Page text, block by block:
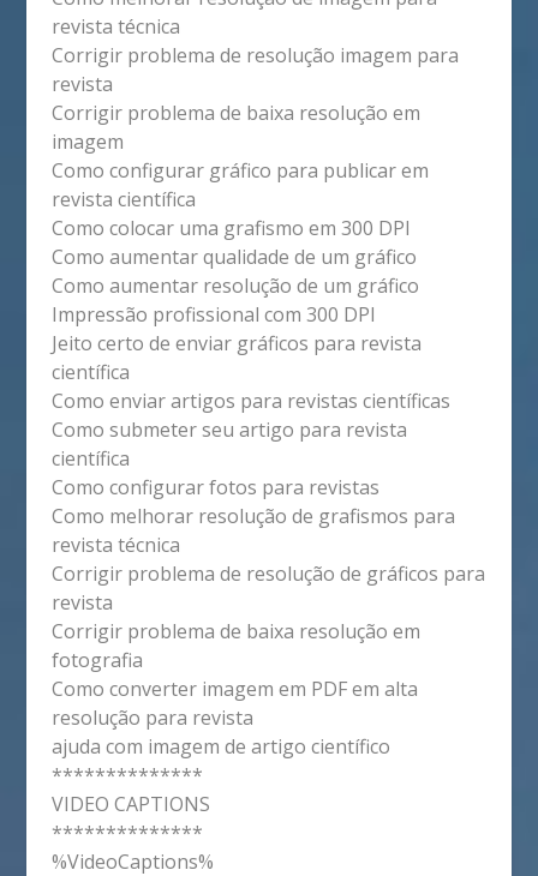
revista técnica
Corrigir problema de resolução imagem para
revista
Corrigir problema de baixa resolução em
imagem
Como configurar gráfico para publicar em
revista científica
Como colocar uma grafismo em 300 DPI
Como aumentar qualidade de um gráfico
Como aumentar resolução de um gráfico
Impressão profissional com 300 DPI
Jeito certo de enviar gráficos para revista
científica
Como enviar artigos para revistas científicas
Como submeter seu artigo para revista
científica
Como configurar fotos para revistas
Como melhorar resolução de grafismos para
revista técnica
Corrigir problema de resolução de gráficos para
revista
Corrigir problema de baixa resolução em
fotografia
Como converter imagem em PDF em alta
resolução para revista
ajuda com imagem de artigo científico
**************
VIDEO CAPTIONS
**************
%VideoCaptions%